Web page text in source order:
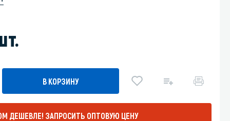
В КОРЗИНУ
ДЕШЕВЛЕ! ЗАПРОСИТЬ ОПТОВУЮ ЦЕНУ